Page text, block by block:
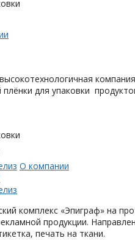
для упаковки
О компании
комплекс «Эпиграф» на
продукции.
печать на ткани.